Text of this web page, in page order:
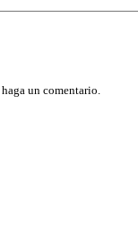
un comentario.